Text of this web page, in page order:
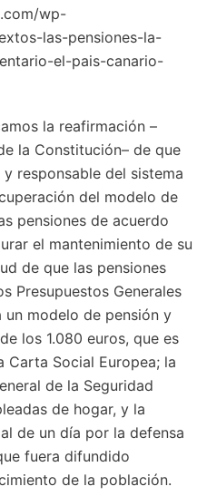
la reafirmación –
la Constitución– de que
responsable del sistema
del modelo de
pensiones de acuerdo
el mantenimiento de su
de que las pensiones
Presupuestos Generales
un modelo de pensión y
los 1.080 euros, que es
Carta Social Europea; la
de la Seguridad
de hogar, y la
de un día por la defensa
fuera difundido
de la población.